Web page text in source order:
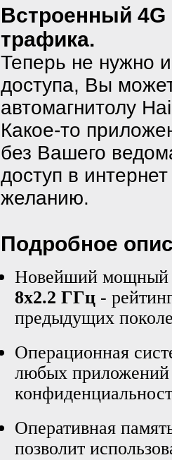
Встроенный 4G
трафика.
Теперь не нужно
доступа, Вы
автомагнитолу
Какое-то
без Вашего
доступ в
желанию.
Подробное
Новейший мощный
8х2.2 ГГц -
предыдущих
Операционная
любых приложений
Оперативная
позволит